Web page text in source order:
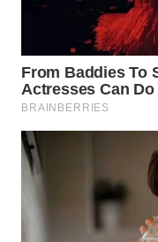
SUMEDANG
WN
CIANJUR
WN
KEPULAUAN
TANGERANG